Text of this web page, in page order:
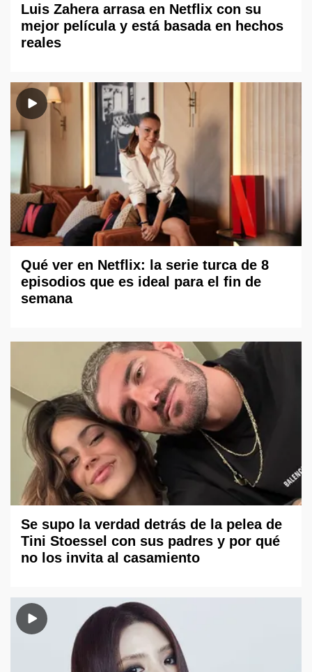
Luis Zahera arrasa en Netflix con su
mejor película y está basada en hechos
reales
Qué ver en Netflix: la serie turca de 8
episodios que es ideal para el fin de
semana
Se supo la verdad detrás de la pelea de
Tini Stoessel con sus padres y por qué
no los invita al casamiento